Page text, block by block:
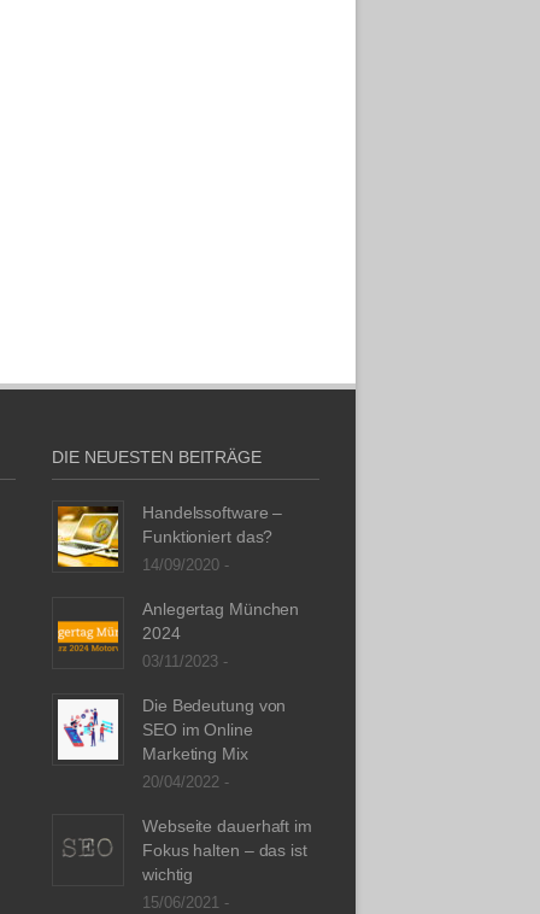
DIE NEUESTEN BEITRÄGE
Handelssoftware –
Funktioniert das?
14/09/2020 -
Anlegertag München
2024
03/11/2023 -
Die Bedeutung von
SEO im Online
Marketing Mix
20/04/2022 -
Webseite dauerhaft im
Fokus halten – das ist
wichtig
15/06/2021 -